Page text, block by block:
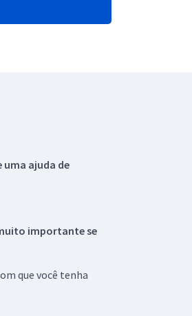
ajuda de
importante se
que você tenha